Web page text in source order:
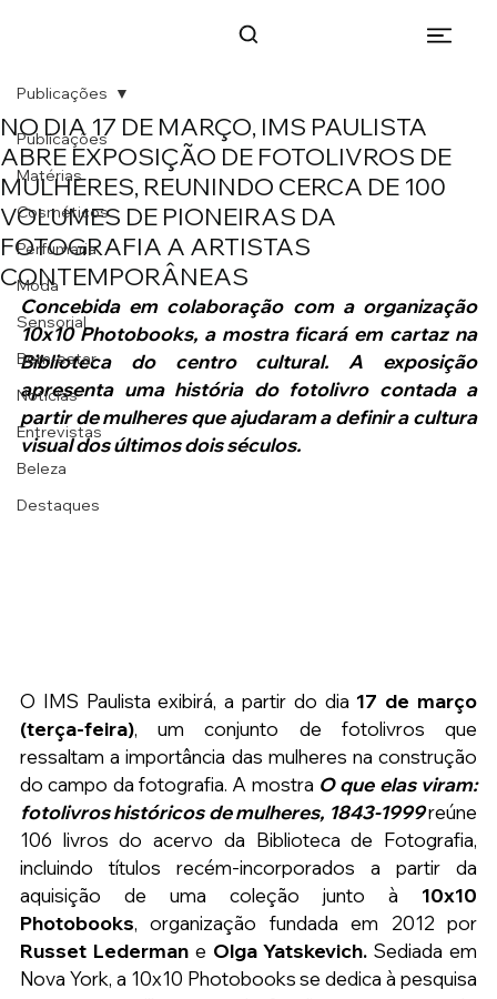
Publicações
Matérias
Cosméticos
Perfumaria
Moda
Sensorial
Bem-estar
Notícias
Entrevistas
Beleza
Destaques
Publicações
NO DIA 17 DE MARÇO, IMS PAULISTA
ABRE EXPOSIÇÃO DE FOTOLIVROS DE
MULHERES, REUNINDO CERCA DE 100
VOLUMES DE PIONEIRAS DA
FOTOGRAFIA A ARTISTAS
CONTEMPORÂNEAS
Concebida em colaboração com a organização
10x10 Photobooks, a mostra ficará em cartaz na
Biblioteca do centro cultural. A exposição
apresenta uma história do fotolivro contada a
partir de mulheres que ajudaram a definir a cultura
visual dos últimos dois séculos.
O IMS Paulista exibirá, a partir do dia 17 de março
(terça-feira), um conjunto de fotolivros que
ressaltam a importância das mulheres na construção
do campo da fotografia. A mostra O que elas viram:
fotolivros históricos de mulheres, 1843-1999 reúne
106 livros do acervo da Biblioteca de Fotografia,
incluindo títulos recém-incorporados a partir da
aquisição de uma coleção junto à 10x10
Photobooks
Russet Lederman e Olga Yatskevich. Sediada em
Nova York, a 10x10 Photobooks se dedica à pesquisa